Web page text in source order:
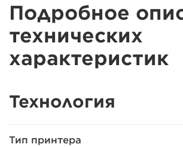
Подробное
технических
характеристик
Технология
Тип принтера